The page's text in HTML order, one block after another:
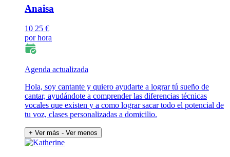
Anaisa
10 25 €
por hora
Agenda actualizada
Hola, soy cantante y quiero ayudarte a lograr tú sueño de
cantar, ayudándote a comprender las diferencias técnicas
vocales que existen y a como lograr sacar todo el potencial de
tu voz, clases personalizadas a domicilio.
+ Ver más - Ver menos